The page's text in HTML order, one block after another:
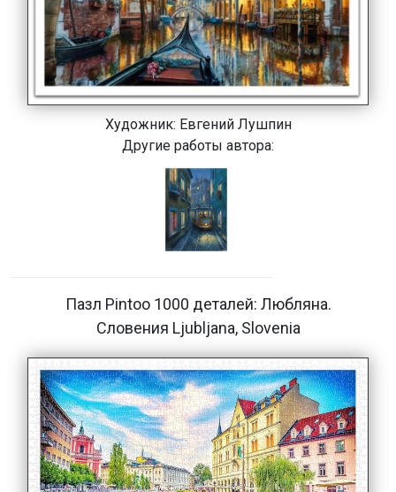
Художник: Евгений Лушпин
Другие работы автора:
Пазл Pintoo 1000 деталей: Любляна.
Словения Ljubljana, Slovenia